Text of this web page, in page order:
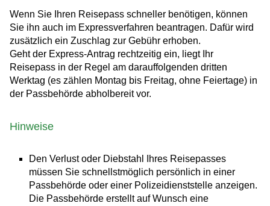
Wenn Sie Ihren Reisepass schneller benötigen, können
Sie ihn auch im Expressverfahren beantragen. Dafür wird
zusätzlich ein Zuschlag zur Gebühr erhoben.
Geht der Express-Antrag rechtzeitig ein, liegt Ihr
Reisepass in der Regel am darauffolgenden dritten
Werktag (es zählen Montag bis Freitag, ohne Feiertage) in
der Passbehörde abholbereit vor.
Hinweise
Den Verlust oder Diebstahl Ihres Reisepasses
müssen Sie schnellstmöglich persönlich in einer
Passbehörde oder einer Polizeidienststelle anzeigen.
Die Passbehörde erstellt auf Wunsch eine